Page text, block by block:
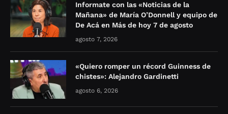
Informate con las «Noticias de la
Mañana» de María O’Donnell y equipo de
De Acá en Más de hoy 7 de agosto
agosto 7, 2026
«Quiero romper un récord Guinness de
chistes»: Alejandro Gardinetti
agosto 6, 2026